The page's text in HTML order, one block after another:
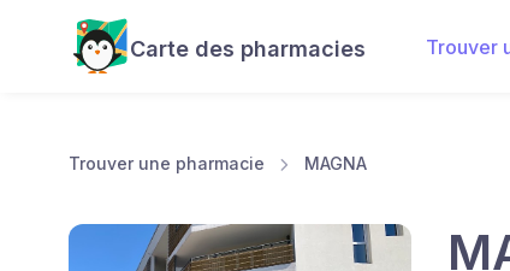
Carte des pharmacies Trouver
Trouver une pharmacie MAGNA